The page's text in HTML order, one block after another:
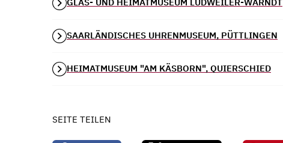
SAARLÄNDISCHES UHRENMUSEUM, PÜTTLINGEN
HEIMATMUSEUM "AM KÄSBORN", QUIERSCHIED
SEITE TEILEN